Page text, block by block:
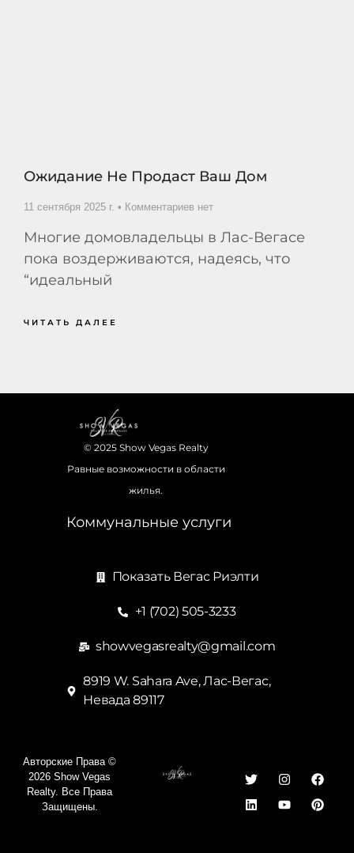
Ожидание Не Продаст Ваш Дом
11 сентября 2025 г. Комментариев нет
Многие домовладельцы в Лас-Вегасе
пока воздерживаются, надеясь, что
“идеальный
ЧИТАТЬ ДАЛЕЕ
© 2025 Show Vegas Realty
Равные возможности в области
жилья.
Коммунальные услуги
Показать Вегас Риэлти
+1 (702) 505-3233
showvegasrealty@gmail.com
8919 W. Sahara Ave, Лас-Вегас,
Невада 89117
Авторские Права ©
2026 Show Vegas
Realty. Все Права
Защищены.